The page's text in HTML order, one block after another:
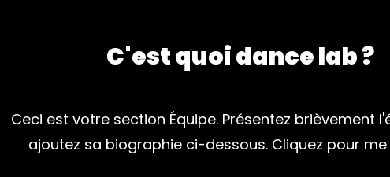
C'est quoi dance lab ?
Ceci est votre section Équipe. Présentez brièvement
ajoutez sa biographie ci-dessous. Cliquez pour